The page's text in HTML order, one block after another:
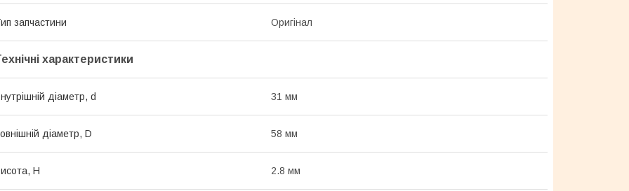
запчастини Оригінал
характеристики
діаметр, d 31 мм
діаметр, D 58 мм
H 2.8 мм